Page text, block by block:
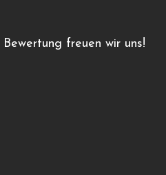
freuen wir uns!